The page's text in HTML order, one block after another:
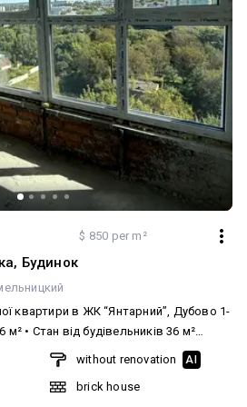
утеплений, що гарантує тепло та
і до завершення угоди.
і допомогу у виборі протягом
для
власників — простір для сімейного
двір: тихий,
Район комфортний для
поруч: 🛒 Магазини та
сімей з дітьми. 🏥 Медицина
стоматології — все в районі. ☕
з
та автобуси. Переваги для
created 27 мая